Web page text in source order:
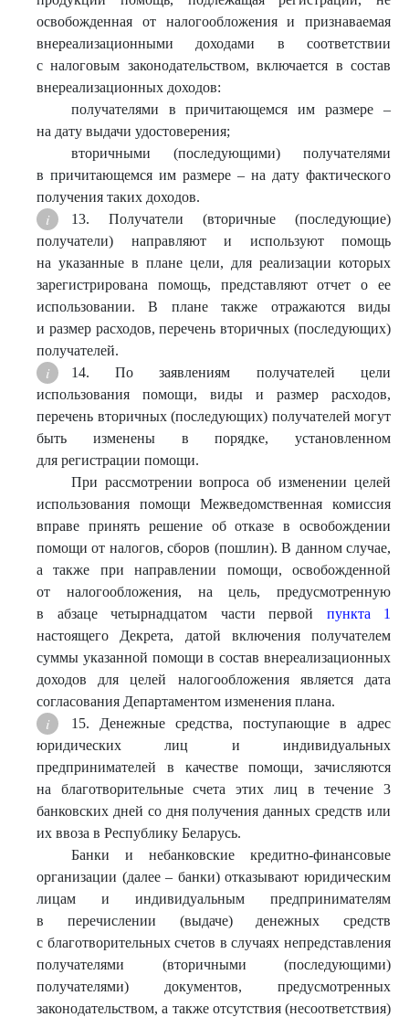
освобожденная от налогообложения и признаваемая
внереализационными доходами в соответствии
с налоговым законодательством, включается в состав
внереализационных доходов:
получателями в причитающемся им размере –
на дату выдачи удостоверения;
вторичными (последующими) получателями
в причитающемся им размере – на дату фактического
получения таких доходов.
13. Получатели (вторичные (последующие)
получатели) направляют и используют помощь
на указанные в плане цели, для реализации которых
зарегистрирована помощь, представляют отчет о ее
использовании. В плане также отражаются виды
и размер расходов, перечень вторичных (последующих)
получателей.
14. По заявлениям получателей цели
использования помощи, виды и размер расходов,
перечень вторичных (последующих) получателей могут
быть изменены в порядке, установленном
для регистрации помощи.
При рассмотрении вопроса об изменении целей
использования помощи Межведомственная комиссия
вправе принять решение об отказе в освобождении
помощи от налогов, сборов (пошлин). В данном случае,
а также при направлении помощи, освобожденной
от налогообложения, на цель, предусмотренную
в абзаце четырнадцатом части первой пункта 1
настоящего Декрета, датой включения получателем
суммы указанной помощи в состав внереализационных
доходов для целей налогообложения является дата
согласования Департаментом изменения плана.
15. Денежные средства, поступающие в адрес
юридических лиц и индивидуальных
предпринимателей в качестве помощи, зачисляются
на благотворительные счета этих лиц в течение 3
банковских дней со дня получения данных средств или
их ввоза в Республику Беларусь.
Банки и небанковские кредитно-финансовые
организации (далее – банки) отказывают юридическим
лицам и индивидуальным предпринимателям
в перечислении (выдаче) денежных средств
с благотворительных счетов в случаях непредставления
получателями (вторичными (последующими)
получателями) документов, предусмотренных
законодательством, а также отсутствия (несоответствия)